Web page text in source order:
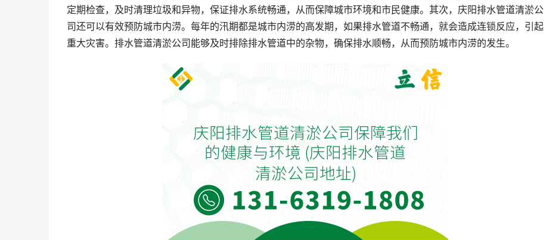
定期检查，及时清理垃圾和异物，保证排水系统畅通，从而保障城市环境和市民健康。其次，庆阳排水管道清淤公
司还可以有效预防城市内涝。每年的汛期都是城市内涝的高发期，如果排水管道不畅通，就会造成连锁反应，引起
重大灾害。排水管道清淤公司能够及时排除排水管道中的杂物，确保排水顺畅，从而预防城市内涝的发生。